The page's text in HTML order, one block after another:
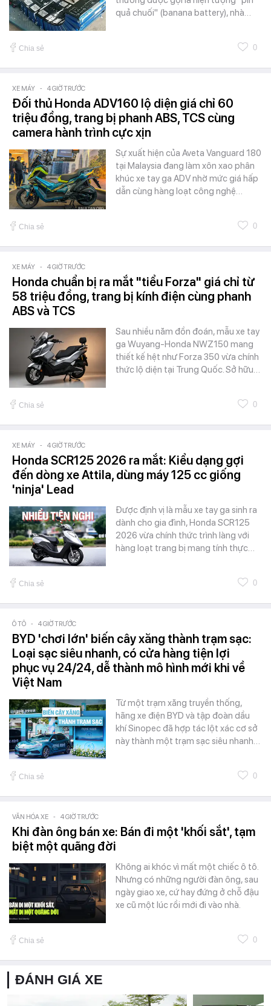
quả chuối" (banana battery), nhà…
Chia sẻ 0
XE MÁY - 4 GIỜ TRƯỚC
Đối thủ Honda ADV160 lộ diện giá chỉ 60
triệu đồng, trang bị phanh ABS, TCS cùng
camera hành trình cực xịn
Sự xuất hiện của Aveta Vanguard 180
tại Malaysia đang làm xôn xao phân
khúc xe tay ga ADV nhờ mức giá hấp
dẫn cùng hàng loạt công nghệ…
Chia sẻ 0
XE MÁY - 4 GIỜ TRƯỚC
Honda chuẩn bị ra mắt "tiểu Forza" giá chỉ từ
58 triệu đồng, trang bị kính điện cùng phanh
ABS và TCS
Sau nhiều năm đồn đoán, mẫu xe tay
ga Wuyang-Honda NWZ150 mang
thiết kế hệt như Forza 350 vừa chính
thức lộ diện tại Trung Quốc. Sở hữu…
Chia sẻ 0
XE MÁY - 4 GIỜ TRƯỚC
Honda SCR125 2026 ra mắt: Kiểu dạng gợi
đến dòng xe Attila, dùng máy 125 cc giống
'ninja' Lead
Được định vị là mẫu xe tay ga sinh ra
dành cho gia đình, Honda SCR125
2026 vừa chính thức trình làng với
hàng loạt trang bị mang tính thực…
Chia sẻ 0
Ô TÔ - 4 GIỜ TRƯỚC
BYD 'chơi lớn' biến cây xăng thành trạm sạc:
Loại sạc siêu nhanh, có cửa hàng tiện lợi
phục vụ 24/24, dễ thành mô hình mới khi về
Việt Nam
Từ một trạm xăng truyền thống,
hãng xe điện BYD và tập đoàn dầu
khí Sinopec đã hợp tác lột xác cơ sở
này thành một trạm sạc siêu nhanh…
Chia sẻ 0
VĂN HÓA XE - 4 GIỜ TRƯỚC
Khi đàn ông bán xe: Bán đi một 'khối sắt', tạm
biệt một quãng đời
Không ai khóc vì mất một chiếc ô tô.
Nhưng có những người đàn ông, sau
ngày giao xe, cứ hay đứng ở chỗ đậu
xe cũ một lúc rồi mới đi vào nhà.
Chia sẻ 0
ĐÁNH GIÁ XE